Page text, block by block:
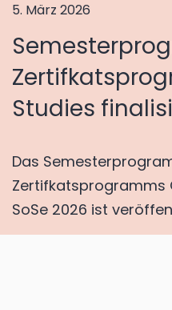
5. März 2026
Studies
Das
Zertifkatsprogramms
SoSe 2026 ist